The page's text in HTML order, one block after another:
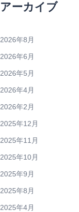
アーカイブ
2026年8月
2026年6月
2026年5月
2026年4月
2026年2月
2025年12月
2025年11月
2025年10月
2025年9月
2025年8月
2025年4月